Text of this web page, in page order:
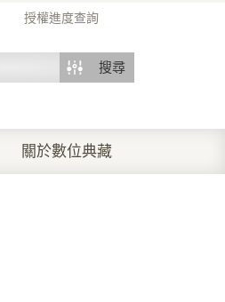
授權進度查詢
搜尋
關於數位典藏